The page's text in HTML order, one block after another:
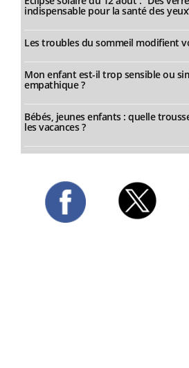
indispensable pour la santé des
Les troubles du sommeil modifient
Mon enfant est-il trop sensible ou
empathique ?
Bébés, jeunes enfants : quelle
les vacances ?